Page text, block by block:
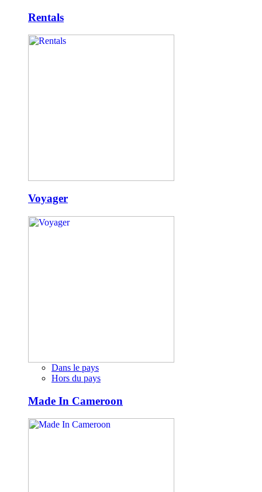
Rentals
Voyager
Dans le pays
Hors du pays
Made In Cameroon